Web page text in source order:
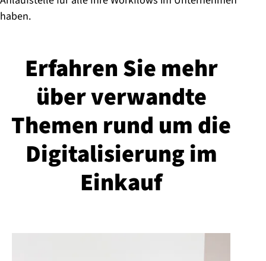
haben.
Erfahren Sie mehr
über verwandte
Themen rund um die
Di­gi­ta­li­sie­rung im
Einkauf